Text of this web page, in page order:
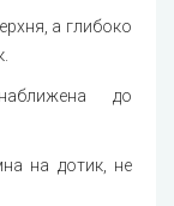
а глибоко
до
на дотик, не